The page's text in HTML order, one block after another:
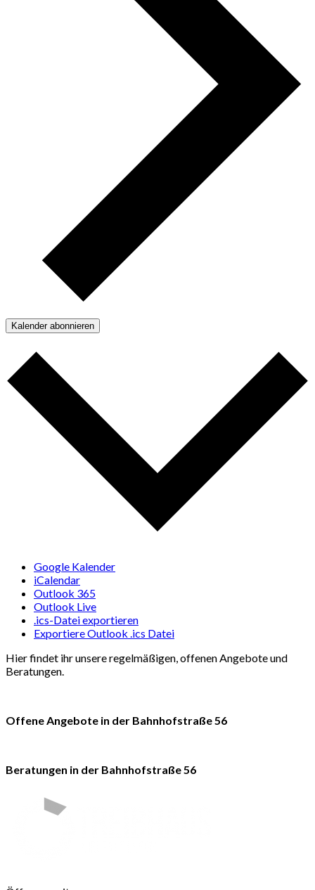
Kalender abonnieren
Google Kalender
iCalendar
Outlook 365
Outlook Live
.ics-Datei exportieren
Exportiere Outlook .ics Datei
Hier findet ihr unsere regelmäßigen, offenen Angebote und
Beratungen.
Offene Angebote in der Bahnhofstraße 56
Beratungen in der Bahnhofstraße 56